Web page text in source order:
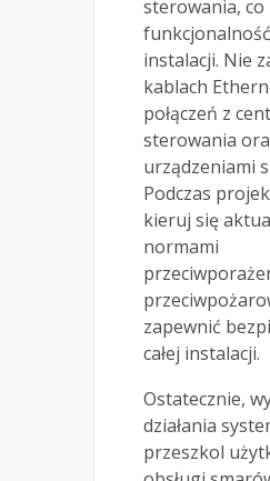
sterowania, co
funkcjonalność
instalacji. Nie
kablach
połączeń z
sterowania
urządzeniami
Podczas
kieruj się
normami
zapewnić
całej instalacji.
Ostatecznie,
działania
przeszkol